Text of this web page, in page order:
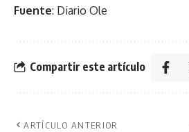
Fuente: Diario Ole
Compartir este artículo
ARTÍCULO ANTERIOR